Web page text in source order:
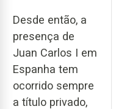
Desde então, a
presença de
Juan Carlos I em
Espanha tem
ocorrido sempre
a título privado,